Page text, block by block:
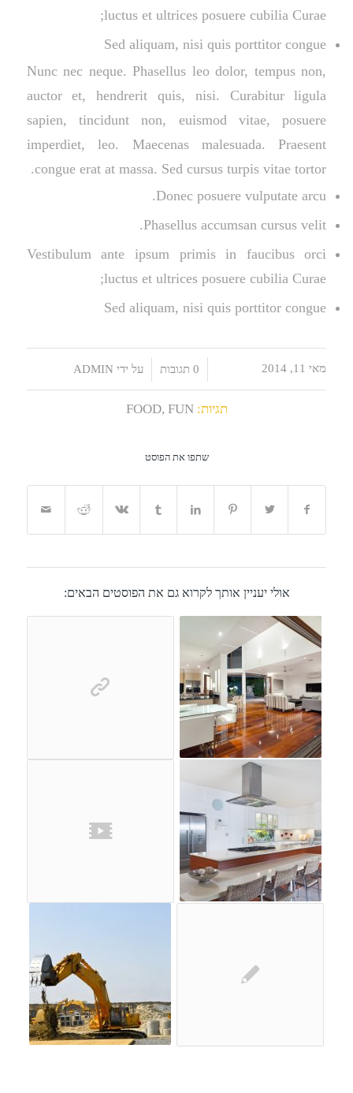
luctus et ultrices posuere cubilia Curae;
Sed aliquam, nisi quis porttitor congue
Nunc nec neque. Phasellus leo dolor, tempus non,
auctor et, hendrerit quis, nisi. Curabitur ligula
sapien, tincidunt non, euismod vitae, posuere
imperdiet, leo. Maecenas malesuada. Praesent
congue erat at massa. Sed cursus turpis vitae tortor.
Donec posuere vulputate arcu.
Phasellus accumsan cursus velit.
Vestibulum ante ipsum primis in faucibus orci
luctus et ultrices posuere cubilia Curae;
Sed aliquam, nisi quis porttitor congue
מאי 11, 2014 0 תגובות על ידי ADMIN
תגיות: FOOD, FUN
שתפו את הפוסט
אולי יעניין אותך לקרוא גם את הפוסטים הבאים: